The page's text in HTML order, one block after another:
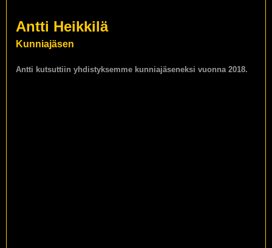
Antti Heikkilä
Kunniajäsen
Antti kutsuttiin yhdistyksemme kunniajäseneksi vuonna 2018.